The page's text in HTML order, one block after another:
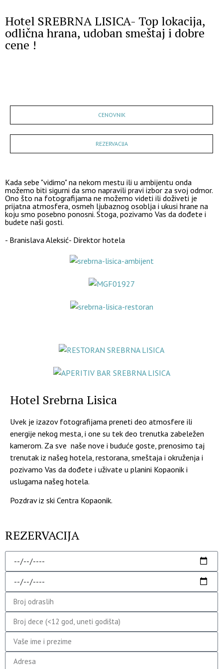
Hotel SREBRNA LISICA- Top lokacija,
odlična hrana, udoban smeštaj i dobre
cene !
CENOVNIK
REZERVACIJA
Kada sebe "vidimo" na nekom mestu ili u ambijentu onda
možemo biti sigurni da smo napravili pravi izbor za svoj odmor.
Ono što na fotografijama ne možemo videti ili doživeti je
prijatna atmosfera, osmeh ljubaznog osoblja i ukusi hrane na
koju smo posebno ponosni. Stoga, pozivamo Vas da dođete i
budete naši gosti.
- Branislava Aleksić- Direktor hotela
Hotel Srebrna Lisica
Uvek je izazov fotografijama preneti deo atmosfere ili
energije nekog mesta, i one su tek deo trenutka zabeležen
kamerom. Za sve naše nove i buduće goste, prenosimo taj
trenutak iz našeg hotela, restorana, smeštaja i okruženja i
pozivamo Vas da dođete i uživate u planini Kopaonik i
uslugama našeg hotela.
Pozdrav iz ski Centra Kopaonik.
REZERVACIJA